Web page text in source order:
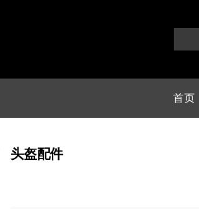
首页
头盔配件